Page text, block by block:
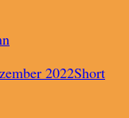
2022Short